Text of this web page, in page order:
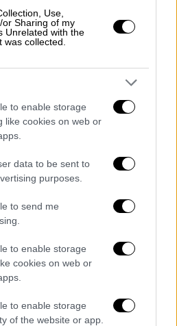
Use,
Sharing of my
Unrelated with the
collected.
to enable storage
like cookies on web or
data to be sent to
purposes.
to send me
to enable storage
cookies on web or
to enable storage
of the website or app.
στο διάβα του χρόνου
ο λαός μας
εκτροπές.
επιθυμούν την
των θεσμών στο
χωρίς να προτείνουν
τους αντικαταστήσουν
ικανοποιημένοι με
υπάρχει και μια
για τη βελτίωση
οι οποίοι πατώντας
μετά τη
τις αλλαγές
σε ώριμο κοινωνικό
πρώτοι για
κεφάλαιο της